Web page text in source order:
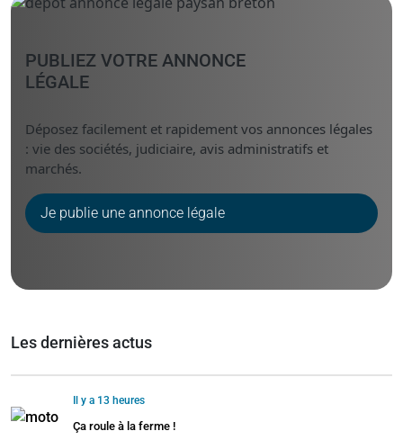
PUBLIEZ VOTRE ANNONCE
LÉGALE
Déposez facilement et rapidement vos annonces légales
: vie des sociétés, judiciaire, avis administratifs et
marchés.
Je publie une annonce légale
Les dernières actus
Il y a 13 heures
Ça roule à la ferme !